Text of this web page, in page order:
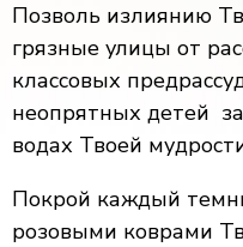
Позволь излиянию
грязные улицы от
классовых
неопрятных детей
водах Твоей
Покрой каждый
розовыми коврами